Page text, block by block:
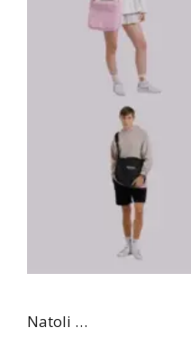
Natoli …